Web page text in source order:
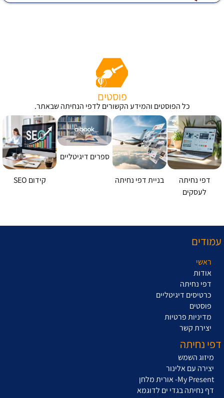
פוסטים
כל הפוסטים והמידע הקשורים לדפי הנחיתה שבאתר.
דפי נחיתה
לעסקים
בניית דפי נחיתה
ספרים דיגיטליים
קידום SEO
עמודים
ראשי
אודות
דפי נחיתה
כרטיסים דיגיטליים
פוסטים
מדיניות פרטיות
יצירת קשר
דפי נחיתה
מיזוג השמש
יצירה עם אלינור
My Present- אורית מלחן
דף נחיתה בגדי ים לדוגמא